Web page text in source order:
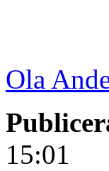
Ola
15:01